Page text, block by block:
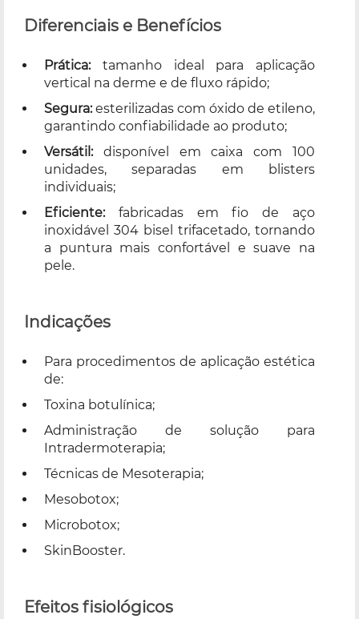
Diferenciais e Benefícios
Prática:tamanho ideal para aplicação
vertical na derme e de fluxo rápido;
Segura:esterilizadas com óxido de etileno,
garantindo confiabilidade ao produto;
Versátil:disponível em caixa com 100
unidades, separadas em blisters
individuais;
Eficiente:fabricadas em fio de aço
inoxidável 304 bisel trifacetado, tornando
a puntura mais confortável e suave na
pele.
Indicações
Para procedimentos de aplicação estética
de:
Toxina botulínica;
Administração de solução para
Intradermoterapia;
Técnicas de Mesoterapia;
Mesobotox;
Microbotox;
SkinBooster.
Efeitos fisiológicos